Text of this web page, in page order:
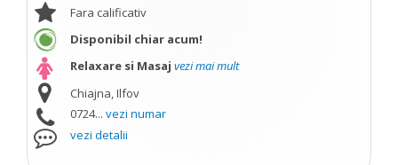
Fara calificativ
Disponibil chiar acum!
Relaxare si Masaj vezi mai mult
Chiajna, Ilfov
0724... vezi numar
vezi detalii